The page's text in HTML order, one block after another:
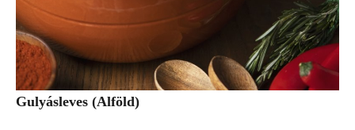
Gulyásleves (Alföld)